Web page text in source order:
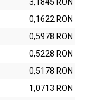
0,1622 RON
0,5978 RON
0,5228 RON
0,5178 RON
1,0713 RON